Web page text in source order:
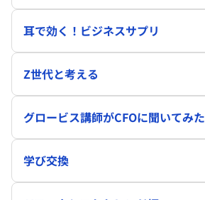
耳で効く！ビジネスサプリ
Z世代と考える
グロービス講師がCFOに聞いてみた
学び交換